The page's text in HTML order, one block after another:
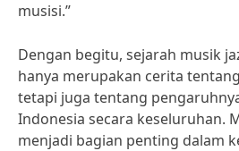
musisi.”
Dengan begitu, sejarah musik
hanya merupakan cerita
tetapi juga tentang
Indonesia secara keseluruhan.
menjadi bagian penting dalam